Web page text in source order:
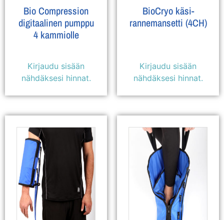
Bio Compression
digitaalinen pumppu
4 kammiolle
Kirjaudu sisään
nähdäksesi hinnat.
BioCryo käsi-
rannemansetti (4CH)
Kirjaudu sisään
nähdäksesi hinnat.